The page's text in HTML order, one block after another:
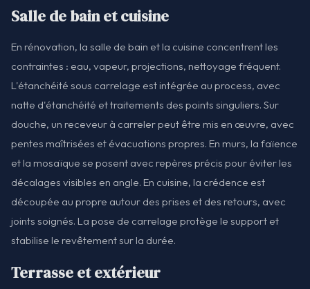
Salle de bain et cuisine
En rénovation, la salle de bain et la cuisine concentrent les
contraintes : eau, vapeur, projections, nettoyage fréquent.
L'étanchéité sous carrelage est intégrée au process, avec
natte d'étanchéité et traitements des points singuliers. Sur
douche, un receveur à carreler peut être mis en œuvre, avec
pentes maîtrisées et évacuations propres. En murs, la faïence
et la mosaïque se posent avec repères précis pour éviter les
décalages visibles en angle. En cuisine, la crédence est
découpée au propre autour des prises et des retours, avec
joints soignés. La pose de carrelage protège le support et
stabilise le revêtement sur la durée.
Terrasse et extérieur